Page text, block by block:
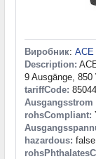
Виробник: ACE
Description:
9 Ausgänge,
tariffCode:
Ausgangsstrom
rohsCompliant:
hazardous: false